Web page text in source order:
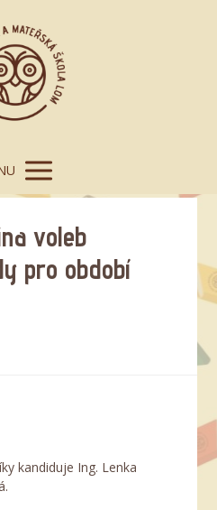
voleb
pro období
kandiduje Ing. Lenka